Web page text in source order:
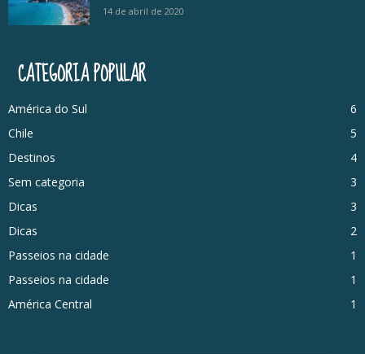
14 de abril de 2020
CATEGORIA POPULAR
América do Sul
6
Chile
5
Destinos
4
Sem categoria
3
Dicas
3
Dicas
2
Passeios na cidade
1
Passeios na cidade
1
América Central
1